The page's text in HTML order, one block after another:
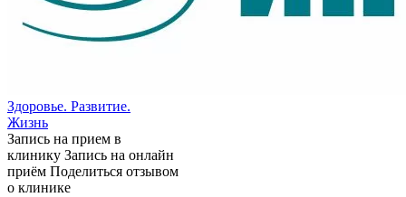
Здоровье. Развитие.
Жизнь
Запись на прием в
клинику Запись на онлайн
приём Поделиться отзывом
о клинике